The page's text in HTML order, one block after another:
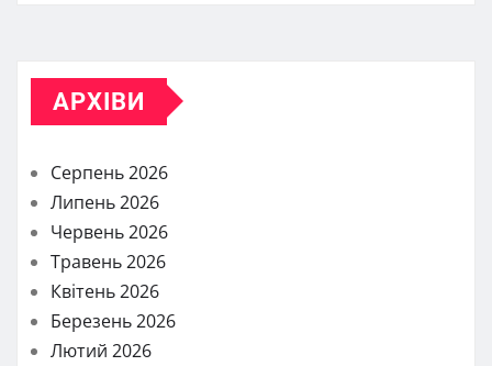
АРХІВИ
Серпень 2026
Липень 2026
Червень 2026
Травень 2026
Квітень 2026
Березень 2026
Лютий 2026